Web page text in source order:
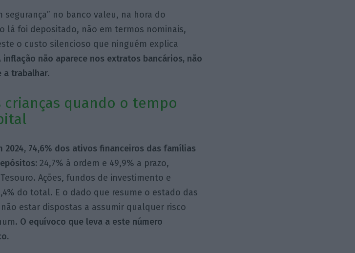
no banco valeu, na hora do
lá foi depositado, não em termos nominais,
o custo silencioso que ninguém explica
inflação não aparece nos extratos bancários, não
a trabalhar.
quando o tempo
2024, 74,6% dos ativos financeiros das famílias
24,7% à ordem e 49,9% a prazo,
Ações, fundos de investimento e
do total. E o dado que resume o estado das
estar dispostas a assumir qualquer risco
O equívoco que leva a este número